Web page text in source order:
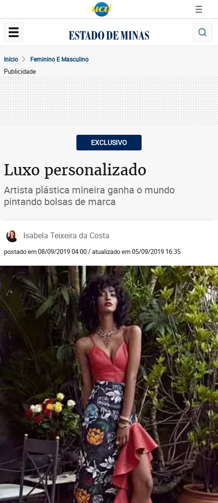
Início Feminino E Masculino
Publicidade
EXCLUSIVO
Luxo personalizado
Artista plástica mineira ganha o mundo
pintando bolsas de marca
Isabela Teixeira da Costa
postado em 08/09/2019 04:00 / atualizado em 05/09/2019 16:35